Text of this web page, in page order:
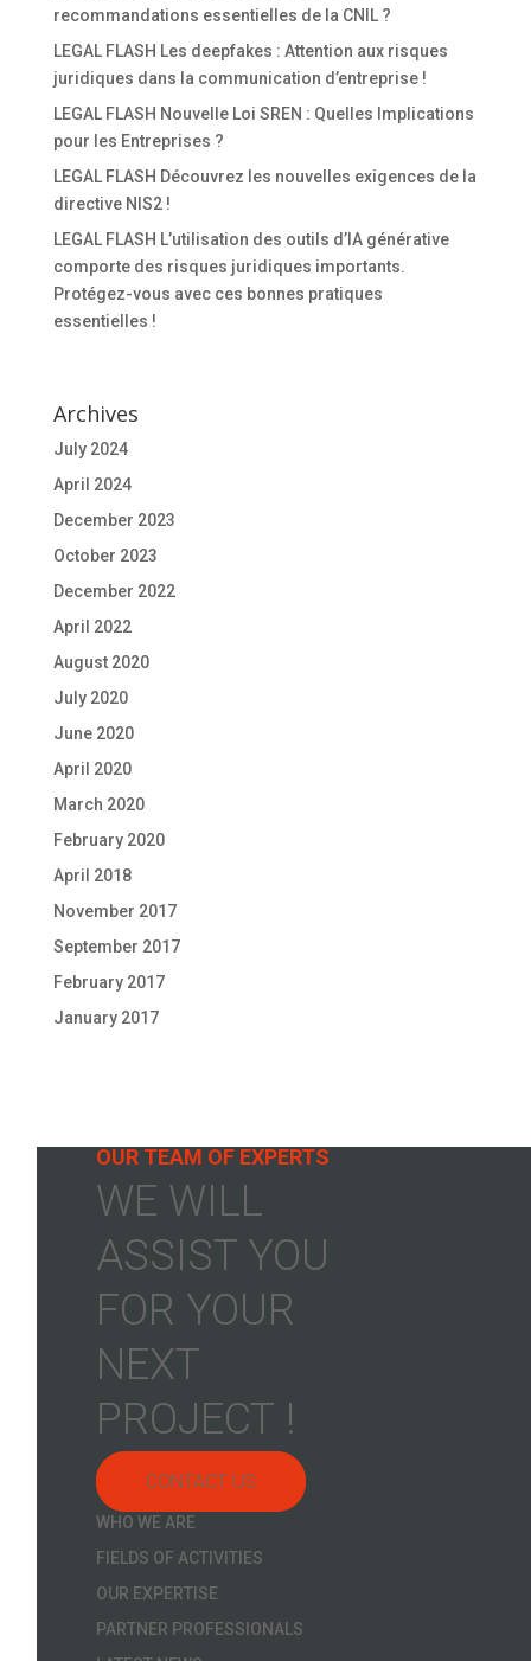
recommandations essentielles de la CNIL ?
LEGAL FLASH Les deepfakes : Attention aux risques
juridiques dans la communication d’entreprise !
LEGAL FLASH Nouvelle Loi SREN : Quelles Implications
pour les Entreprises ?
LEGAL FLASH Découvrez les nouvelles exigences de la
directive NIS2 !
LEGAL FLASH L’utilisation des outils d’IA générative
comporte des risques juridiques importants.
Protégez-vous avec ces bonnes pratiques
essentielles !
Archives
July 2024
April 2024
December 2023
October 2023
December 2022
April 2022
August 2020
July 2020
June 2020
April 2020
March 2020
February 2020
April 2018
November 2017
September 2017
February 2017
January 2017
OUR TEAM OF EXPERTS
WE WILL
ASSIST YOU
FOR YOUR
NEXT
PROJECT !
CONTACT US
WHO WE ARE
FIELDS OF ACTIVITIES
OUR EXPERTISE
PARTNER PROFESSIONALS